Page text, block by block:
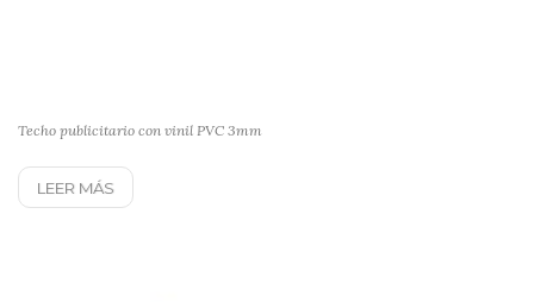
Techo publicitario con vinil PVC 3mm
LEER MÁS